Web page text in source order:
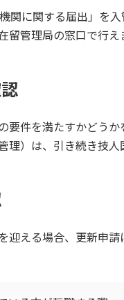
関に関する届出」を
留管理局の窓口で行
要件を満たすかどう
理）は、引き続き技
迎える場合、更新申